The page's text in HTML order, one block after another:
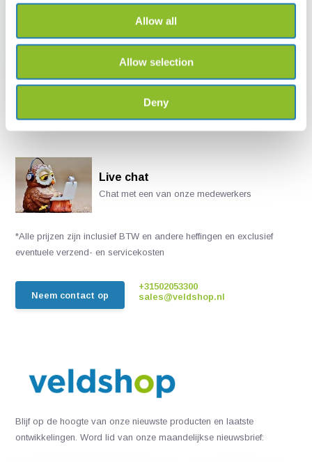
Allow all
Allow selection
Deny
Bijenpot
Live chat
Chat met een van onze medewerkers
*Alle prijzen zijn inclusief BTW en andere heffingen en exclusief
eventuele verzend- en servicekosten
Neem contact op
+31502053300
sales@veldshop.nl
Blijf op de hoogte van onze nieuwste producten en laatste
ontwikkelingen. Word lid van onze maandelijkse nieuwsbrief: